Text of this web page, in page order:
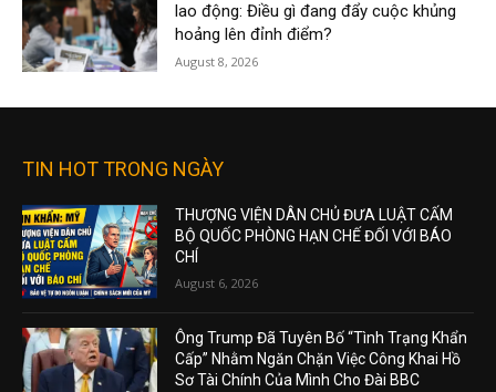
lao động: Điều gì đang đẩy cuộc khủng
hoảng lên đỉnh điểm?
August 8, 2026
TIN HOT TRONG NGÀY
THƯỢNG VIỆN DÂN CHỦ ĐƯA LUẬT CẤM
BỘ QUỐC PHÒNG HẠN CHẾ ĐỐI VỚI BÁO
CHÍ
August 6, 2026
Ông Trump Đã Tuyên Bố “Tình Trạng Khẩn
Cấp” Nhằm Ngăn Chặn Việc Công Khai Hồ
Sơ Tài Chính Của Mình Cho Đài BBC